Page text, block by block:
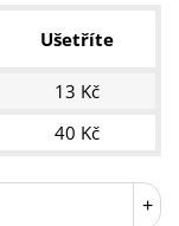
Ušetříte
13 Kč
40 Kč
+